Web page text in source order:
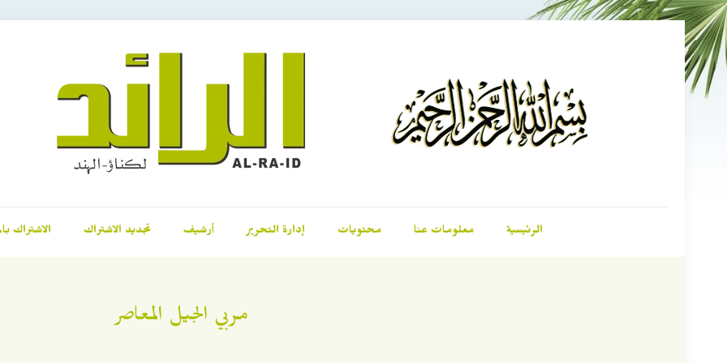
الرئيسية معلومات عنا محتويات إدارة التحرير أرشيف تجديد الاشتراك الاشتراك
مربي الجيل المعاصر